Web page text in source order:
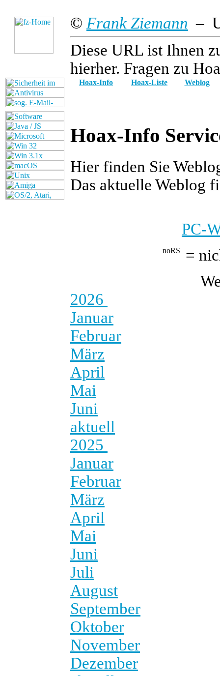
© Frank Ziemann –
Diese URL ist Ihnen
hierher. Fragen zu
Hoax-Info Hoax-Liste Weblog
Hoax-Info
Hier finden Sie
Das aktuelle Weblog
PC-
=
2026
Januar
Februar
März
April
Mai
Juni
aktuell
2025
Januar
Februar
März
April
Mai
Juni
Juli
August
September
Oktober
November
Dezember